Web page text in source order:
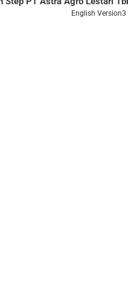
English Version3